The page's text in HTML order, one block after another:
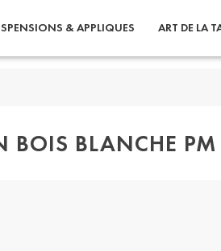
& APPLIQUES ART DE LA
BOIS BLANCHE PM